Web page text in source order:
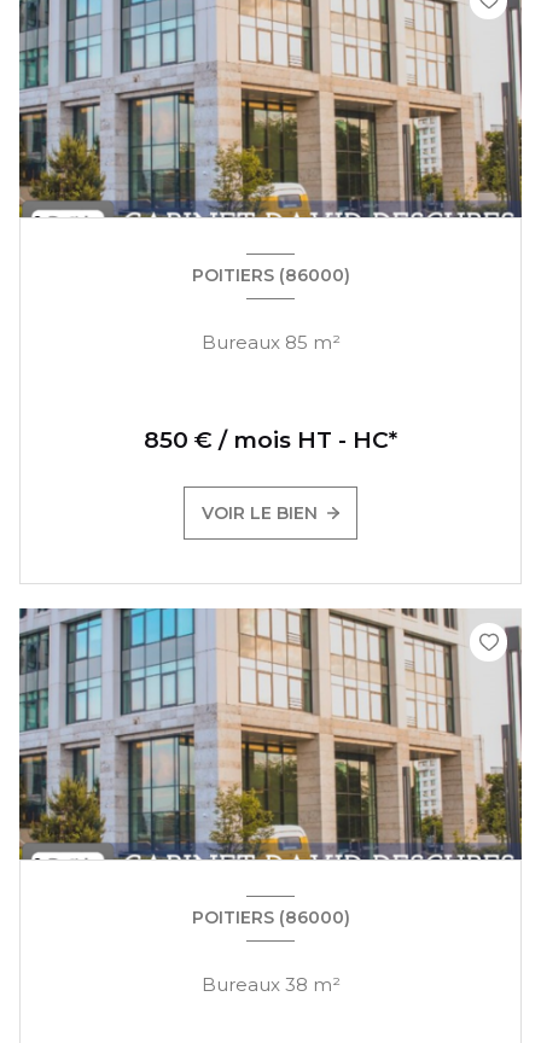
POITIERS (86000)
Bureaux 85 m²
850 € / mois HT - HC*
VOIR LE BIEN
POITIERS (86000)
Bureaux 38 m²